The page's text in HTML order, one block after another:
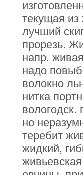
текущая из
лучший
прорезь.
напр.
надо
волокно
нитка
но
теребит
жидкий,